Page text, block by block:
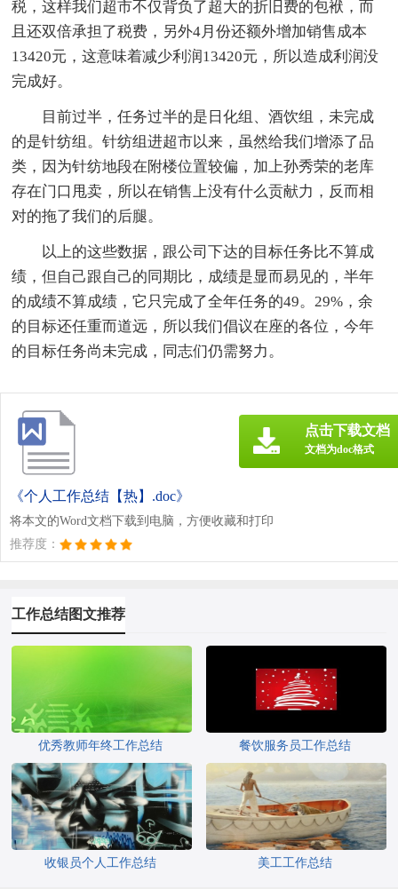
税，这样我们超市不仅背负了超大的折旧费的包袱，而
且还双倍承担了税费，另外4月份还额外增加销售成本
13420元，这意味着减少利润13420元，所以造成利润没
完成好。
目前过半，任务过半的是日化组、酒饮组，未完成
的是针纺组。针纺组进超市以来，虽然给我们增添了品
类，因为针纺地段在附楼位置较偏，加上孙秀荣的老库
存在门口甩卖，所以在销售上没有什么贡献力，反而相
对的拖了我们的后腿。
以上的这些数据，跟公司下达的目标任务比不算成
绩，但自己跟自己的同期比，成绩是显而易见的，半年
的成绩不算成绩，它只完成了全年任务的49。29%，余
的目标还任重而道远，所以我们倡议在座的各位，今年
的目标任务尚未完成，同志们仍需努力。
《个人工作总结【热】.doc》
将本文的Word文档下载到电脑，方便收藏和打印
推荐度：
点击下载文档
文档为doc格式
工作总结图文推荐
优秀教师年终工作总结 餐饮服务员工作总结
收银员个人工作总结 美工工作总结